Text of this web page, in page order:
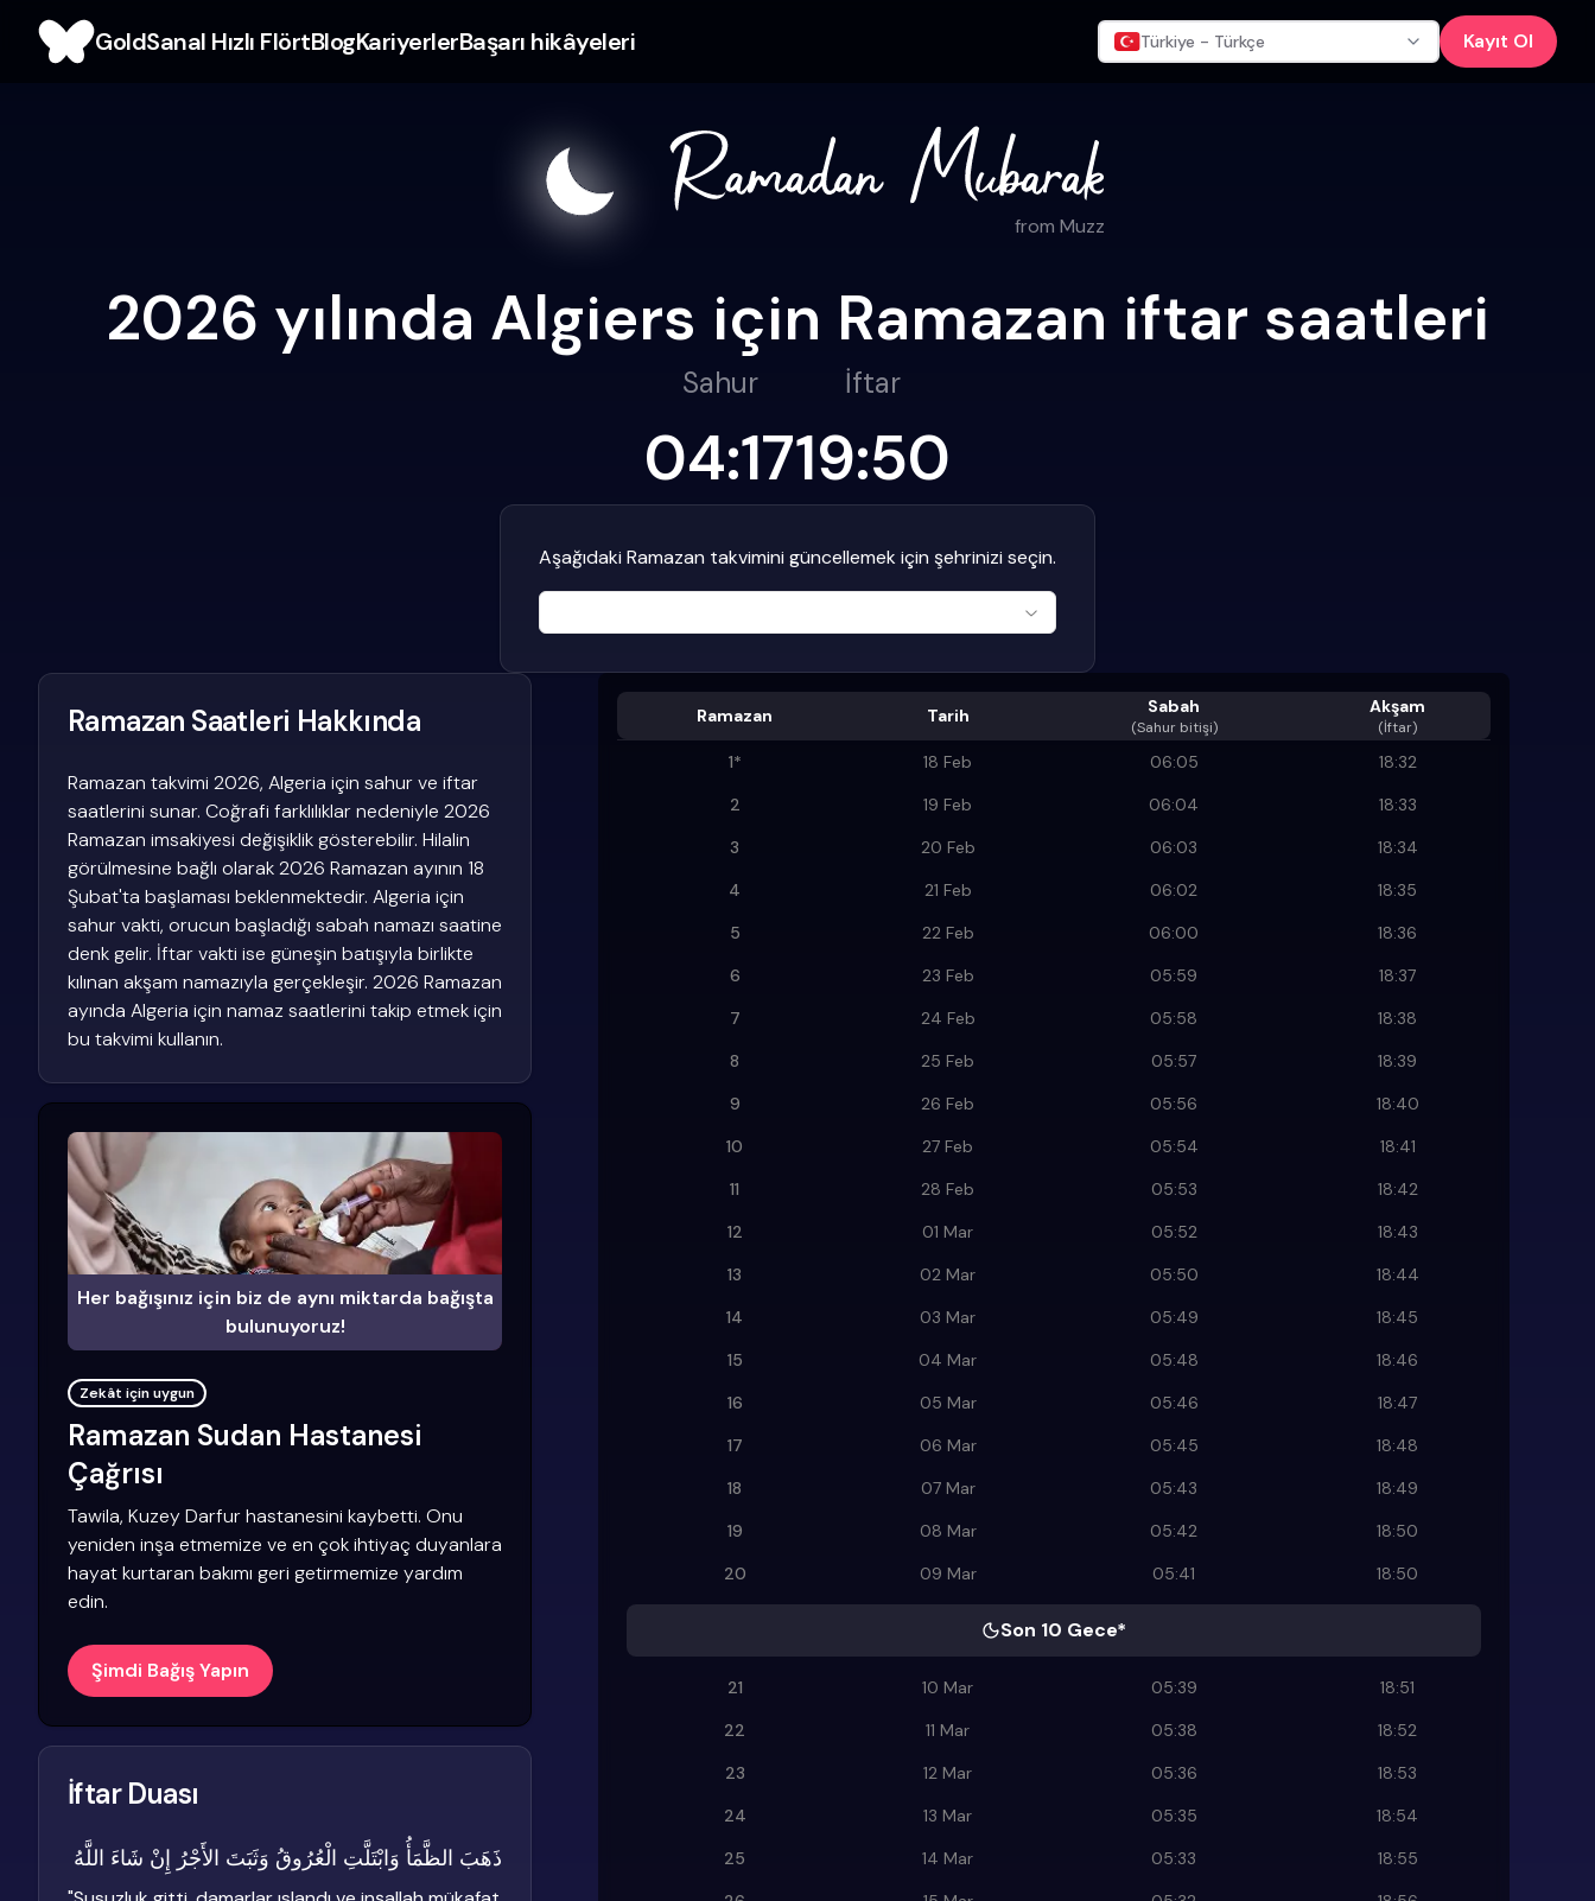
GoldSanal Hızlı FlörtBlogKariyerlerBaşarı hikâyeleri Türkiye - Türkçe Kayıt Ol
from Muzz
2026 yılında Algiers için Ramazan iftar saatleri
Sahur
04:17
İftar
19:50
Aşağıdaki Ramazan takvimini güncellemek için şehrinizi seçin.
Ramazan Tarih Sabah
(Sahur bitişi)
Akşam
(İftar)
1* 18 Feb 06:05
18:32
2
19 Feb 06:04
18:33
3
20 Feb 06:03
18:34
4
21 Feb 06:02
18:35
5
22 Feb 06:00
18:36
6
23 Feb 05:59
18:37
7
24 Feb 05:58
18:38
8
25 Feb 05:57
18:39
9
26 Feb 05:56
18:40
10
27 Feb 05:54
18:41
11
28 Feb 05:53
18:42
12
01 Mar 05:52
18:43
13
02 Mar 05:50
18:44
14
03 Mar 05:49
18:45
15
04 Mar 05:48
18:46
16
05 Mar 05:46
18:47
17
06 Mar 05:45
18:48
18
07 Mar 05:43
18:49
19
08 Mar 05:42
18:50
20
09 Mar 05:41 18:50
Son 10 Gece*
21 10 Mar 05:39
18:51
22
11 Mar 05:38
18:52
23
12 Mar 05:36
18:53
24
13 Mar 05:35
18:54
25
14 Mar 05:33
18:55
Ramazan Saatleri Hakkında
Ramazan takvimi 2026, Algeria için sahur ve iftar
saatlerini sunar. Coğrafi farklılıklar nedeniyle 2026
Ramazan imsakiyesi değişiklik gösterebilir. Hilalin
görülmesine bağlı olarak 2026 Ramazan ayının 18
Şubat'ta başlaması beklenmektedir. Algeria için
sahur vakti, orucun başladığı sabah namazı saatine
denk gelir. İftar vakti ise güneşin batışıyla birlikte
kılınan akşam namazıyla gerçekleşir. 2026 Ramazan
ayında Algeria için namaz saatlerini takip etmek için
bu takvimi kullanın.
Her bağışınız için biz de aynı miktarda bağışta
bulunuyoruz!
Zekât için uygun
Ramazan Sudan Hastanesi
Çağrısı
Tawila, Kuzey Darfur hastanesini kaybetti. Onu
yeniden inşa etmemize ve en çok ihtiyaç duyanlara
hayat kurtaran bakımı geri getirmemize yardım
edin.
Şimdi Bağış Yapın
İftar Duası
ذَهَبَ الظَّمَأُ وَابْتَلَّتِ الْعُرُوقُ وَثَبَتَ الأَجْرُ إِنْ شَاءَ اللَّهُ